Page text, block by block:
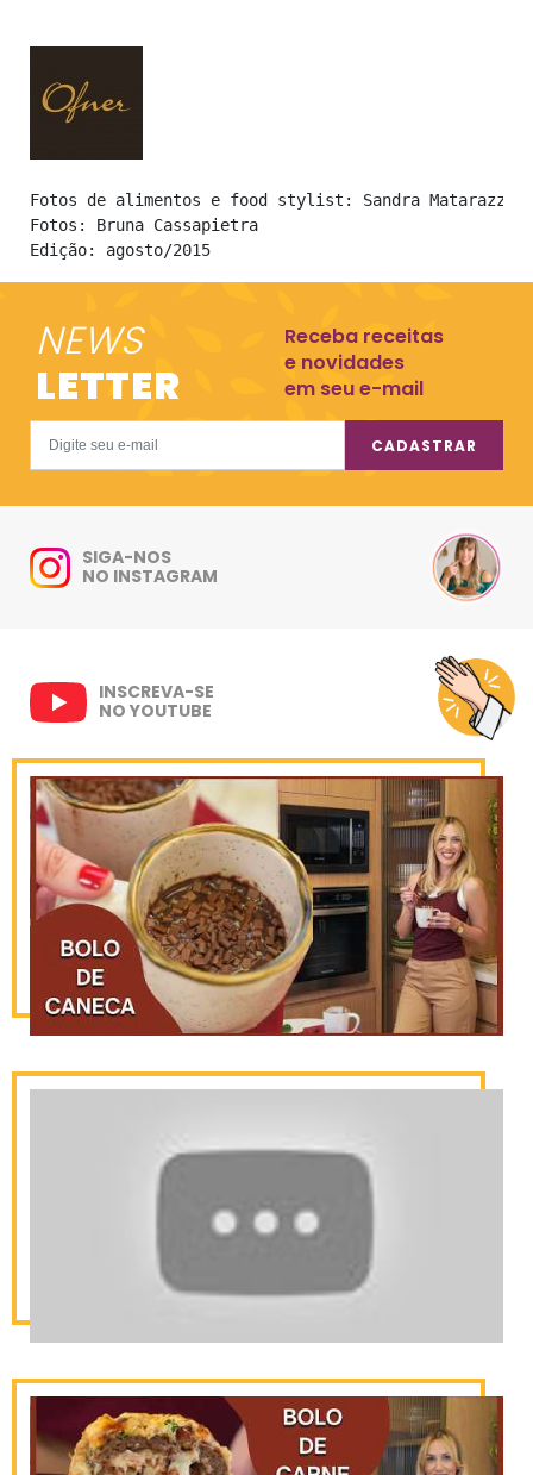
Fotos de alimentos e food stylist: Sandra Matarazzo
Fotos: Bruna Cassapietra
Edição: agosto/2015
NEWS
LETTER
Receba receitas
e novidades
em seu e-mail
CADASTRAR
SIGA-NOS
NO INSTAGRAM
INSCREVA-SE
NO YOUTUBE